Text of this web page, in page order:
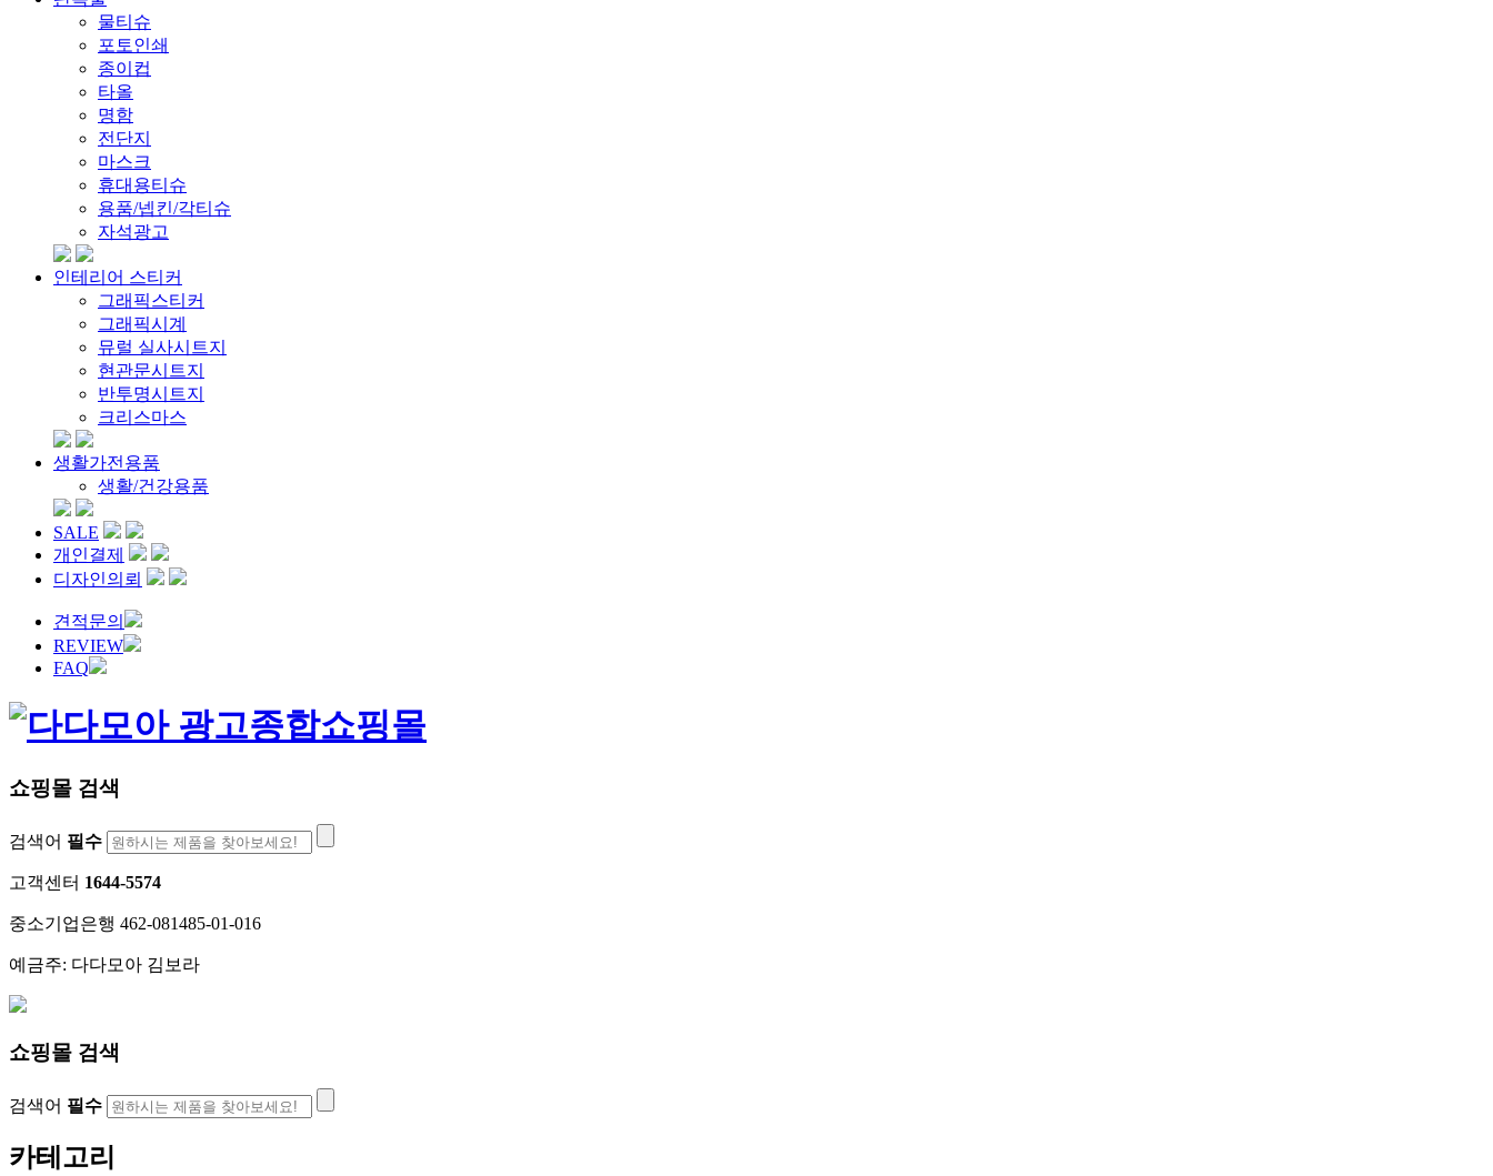
물티슈
포토인쇄
종이컵
타올
명함
전단지
마스크
휴대용티슈
용품/넵킨/각티슈
자석광고
인테리어 스티커
그래픽스티커
그래픽시계
뮤럴 실사시트지
현관문시트지
반투명시트지
크리스마스
생활가전용품
생활/건강용품
SALE
개인결제
디자인의뢰
견적문의
REVIEW
FAQ
쇼핑몰 검색
검색어 필수
고객센터 1644-5574
중소기업은행 462-081485-01-016
예금주: 다다모아 김보라
쇼핑몰 검색
검색어 필수
카테고리